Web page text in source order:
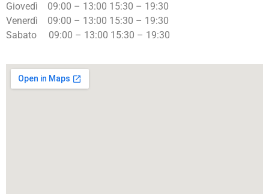
Giovedì 09:00 – 13:00 15:30 – 19:30
Venerdì 09:00 – 13:00 15:30 – 19:30
Sabato 09:00 – 13:00 15:30 – 19:30